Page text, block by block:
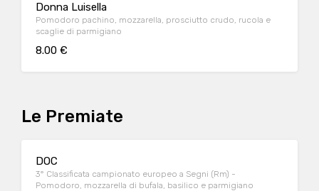
Donna Luisella
Pomodoro pachino, mozzarella, prosciutto crudo, rucola e
scaglie di parmigiano
8.00 €
Le Premiate
DOC
3° Classificata campionato europeo a Segni (Rm) -
Pomodoro, mozzarella di bufala, basilico e parmigiano